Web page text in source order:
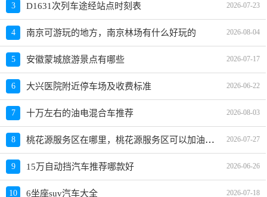
3 D1631次列车途经站点时刻表 2026-07-23
4 南京可游玩的地方，南京林场有什么好玩的 2026-08-04
5 安徽蒙城旅游景点有哪些 2026-07-17
6 大兴医院附近停车场及收费标准 2026-06-22
7 十万左右的油电混合车推荐 2026-08-03
8 桃花源服务区在哪里，桃花源服务区可以加油充电吗？ 2026-07-27
9 15万自动挡汽车推荐哪款好 2026-06-26
10 6坐座suv汽车大全 2026-07-18